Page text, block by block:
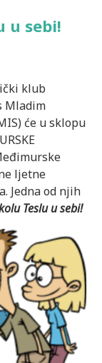
u sebi!
klub
Mladim
će u sklopu
ljetne
Jedna od njih
Teslu u sebi!